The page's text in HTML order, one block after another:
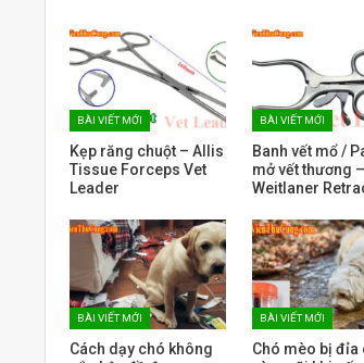
BÀI VIẾT MỚI
Kẹp răng chuột – Allis
Tissue Forceps Vet
Leader
BÀI VIẾT MỚI
Banh vết mổ /
mở vết thương –
Weitlaner
BÀI VIẾT MỚI
Cách dạy chó không
BÀI VIẾT MỚI
Chó mèo bị đỉa